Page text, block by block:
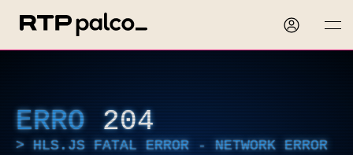
ERRO 204
HLS.JS FATAL ERROR - NETWORK ERROR